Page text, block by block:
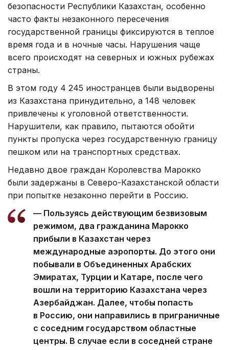
безопасности Республики Казахстан, особенно
часто факты незаконного пересечения
государственной границы фиксируются в теплое
время года и в ночные часы. Нарушения чаще
всего происходят на северных и южных рубежах
страны.
В этом году 4 245 иностранцев были выдворены
из Казахстана принудительно, а 148 человек
привлечены к уголовной ответственности.
Нарушители, как правило, пытаются обойти
пункты пропуска через государственную границу
пешком или на транспортных средствах.
Недавно двое граждан Королевства Марокко
были задержаны в Северо-Казахстанской области
при попытке незаконно перейти в Россию.
— Пользуясь действующим безвизовым
режимом, два гражданина Марокко
прибыли в Казахстан через
международные аэропорты. До этого они
побывали в Объединенных Арабских
Эмиратах, Турции и Катаре, после чего
вошли на территорию Казахстана через
Азербайджан. Далее, чтобы попасть
в Россию, они направились в приграничные
с соседним государством областные
центры. В случае если в соседней стране